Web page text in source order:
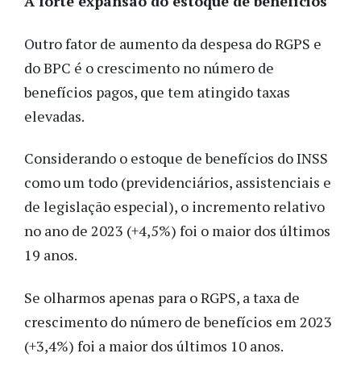
Outro fator de aumento da despesa do RGPS e
do BPC é o crescimento no número de
benefícios pagos, que tem atingido taxas
elevadas.
Considerando o estoque de benefícios do INSS
como um todo (previdenciários, assistenciais e
de legislação especial), o incremento relativo
no ano de 2023 (+4,5%) foi o maior dos últimos
19 anos.
Se olharmos apenas para o RGPS, a taxa de
crescimento do número de benefícios em 2023
(+3,4%) foi a maior dos últimos 10 anos.